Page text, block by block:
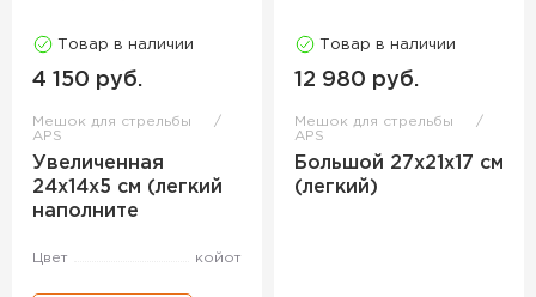
Товар в наличии
4 150 руб.
Мешок для стрельбы
APS
Увеличенная
24х14х5 см (легкий
наполните
Цвет койот
Товар в наличии
12 980 руб.
Мешок для стрельбы
APS
Большой 27х21х17 см
(легкий)